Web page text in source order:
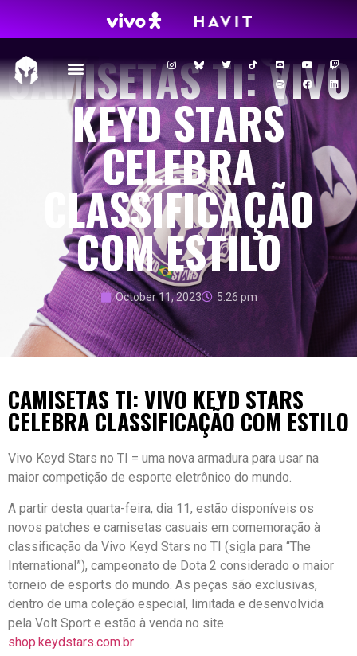
CAMISETAS TI: VIVO
KEYD STARS
CELEBRA
CLASSIFICAÇÃO
COM ESTILO
October 11, 2023 5:26 pm
CAMISETAS TI: VIVO KEYD STARS
CELEBRA CLASSIFICAÇÃO COM ESTILO
Vivo Keyd Stars no TI = uma nova armadura para usar na
maior competição de esporte eletrônico do mundo.
A partir desta quarta-feira, dia 11, estão disponíveis os
novos patches e camisetas casuais em comemoração à
classificação da Vivo Keyd Stars no TI (sigla para “The
International”), campeonato de Dota 2 considerado o maior
torneio de esports do mundo. As peças são exclusivas,
dentro de uma coleção especial, limitada e desenvolvida
pela Volt Sport e estão à venda no site
shop.keydstars.com.br